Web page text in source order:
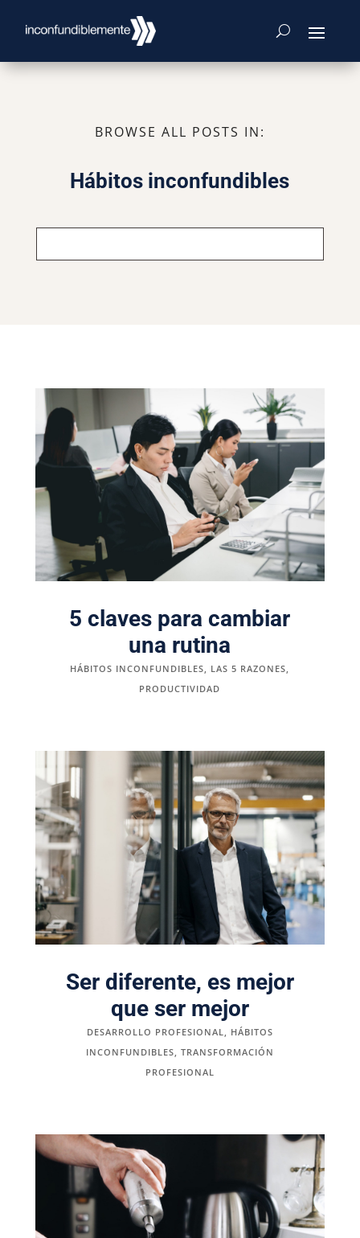
BROWSE ALL POSTS IN:
Hábitos inconfundibles
5 claves para cambiar
una rutina
HÁBITOS INCONFUNDIBLES, LAS 5 RAZONES,
PRODUCTIVIDAD
Ser diferente, es mejor
que ser mejor
DESARROLLO PROFESIONAL
HÁBITOS
INCONFUNDIBLES TRANSFORMACIÓN
PROFESIONAL